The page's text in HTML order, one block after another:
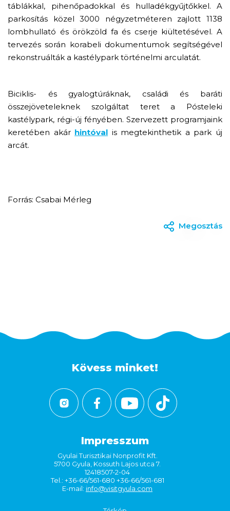
táblákkal, pihenőpadokkal és hulladékgyűjtőkkel. A
parkosítás közel 3000 négyzetméteren zajlott 1138
lombhullató és örökzöld fa és cserje kiültetésével. A
tervezés során korabeli dokumentumok segítségével
rekonstruálták a kastélypark történelmi arculatát.
Biciklis- és gyalogtúráknak, családi és baráti
összejöveteleknek szolgáltat teret a Pósteleki
kastélypark, régi-új fényében. Szervezett programjaink
keretében akár hintóval is megtekinthetik a park új
arcát.
Forrás: Csabai Mérleg
Megosztás
Kövess minket!
Impresszum
Gyulai Turisztikai Nonprofit Kft.
5700 Gyula, Kossuth Lajos utca 7.
12418507-2-04
Tel.: +36-66/561-680 +36-66/561-681
E-mail: info@visitgyula.com